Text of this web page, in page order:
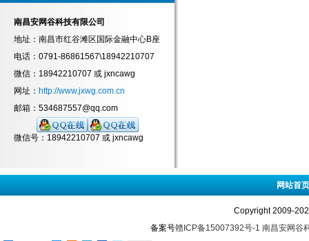
南昌安网谷科技有限公司
地址：南昌市红谷滩区国际金融中心B座
电话：0791-86861567\18942210707
微信：18942210707 或 jxncawg
网址： http://www.jxwg.com.cn
邮箱：534687557@qq.com
微信号：18942210707 或 jxncawg
网站首页
Copyright 2009-
备案号赣ICP备15007392号-1 南昌安网谷